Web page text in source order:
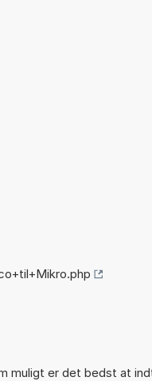
muligt er det bedst at